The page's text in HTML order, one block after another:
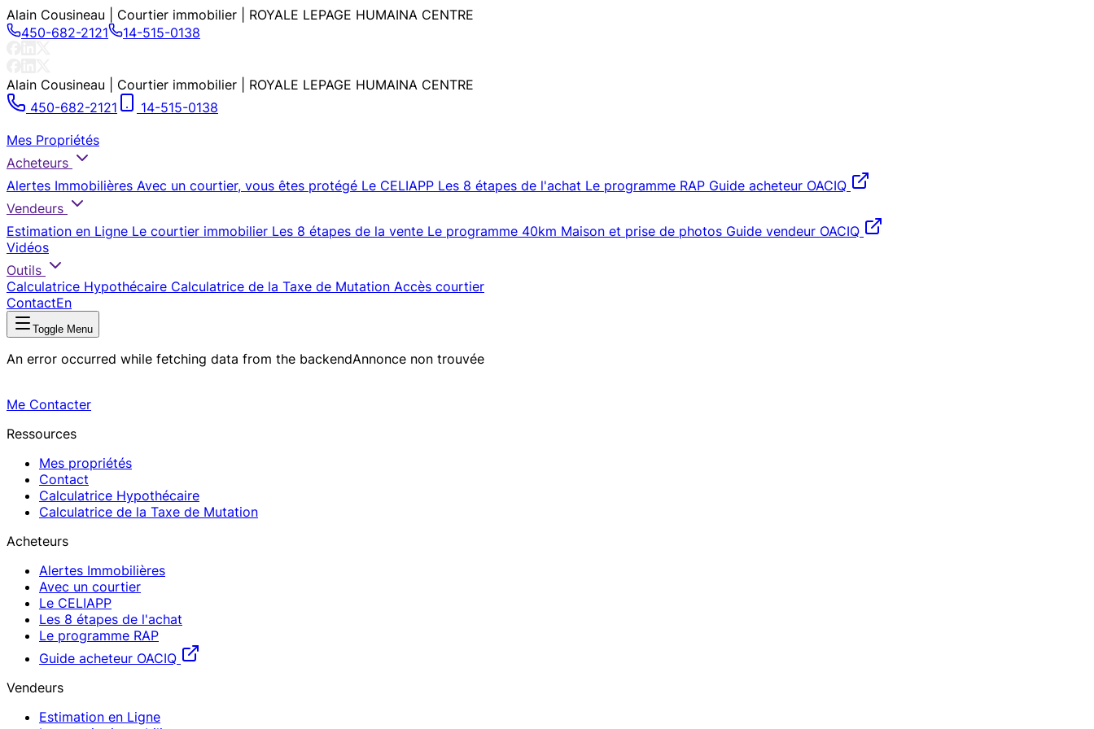
Alain Cousineau | Courtier immobilier | ROYALE LEPAGE HUMAINA CENTRE
450-682-2121
14-515-0138
Alain Cousineau | Courtier immobilier | ROYALE LEPAGE HUMAINA CENTRE
450-682-2121
14-515-0138
Mes Propriétés
Acheteurs
Alertes Immobilières Avec un courtier, vous êtes protégé Le CELIAPP Les 8 étapes de l'achat Le programme RAP Guide acheteur OACIQ
Vendeurs
Estimation en Ligne Le courtier immobilier Les 8 étapes de la vente Le programme 40km Maison et prise de photos Guide vendeur OACIQ
Vidéos
Outils
Calculatrice Hypothécaire Calculatrice de la Taxe de Mutation Accès courtier
ContactEn
Toggle Menu
An error occurred while fetching data from the backendAnnonce non trouvée
Me Contacter
Ressources
Mes propriétés
Contact
Calculatrice Hypothécaire
Calculatrice de la Taxe de Mutation
Acheteurs
Alertes Immobilières
Avec un courtier
Le CELIAPP
Les 8 étapes de l'achat
Le programme RAP
Guide acheteur OACIQ
Vendeurs
Estimation en Ligne